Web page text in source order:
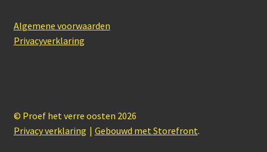
Algemene voorwaarden
Privacyverklaring
© Proef het verre oosten 2026
Privacy verklaring
Gebouwd met Storefront.